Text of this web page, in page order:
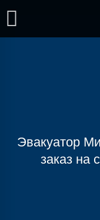
content
Эвакуатор
заказ на